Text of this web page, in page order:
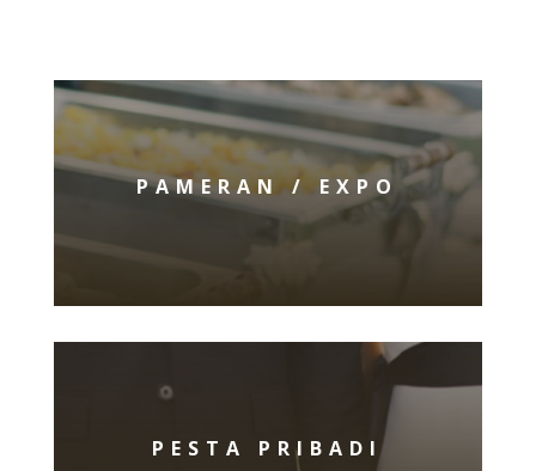
PAMERAN / EXPO
PESTA PRIBADI